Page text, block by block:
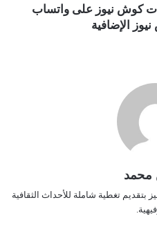
كوش نيوز على واتساب
الإضافية
محمد
بتقديم تغطية شاملة للأحداث الثقافية